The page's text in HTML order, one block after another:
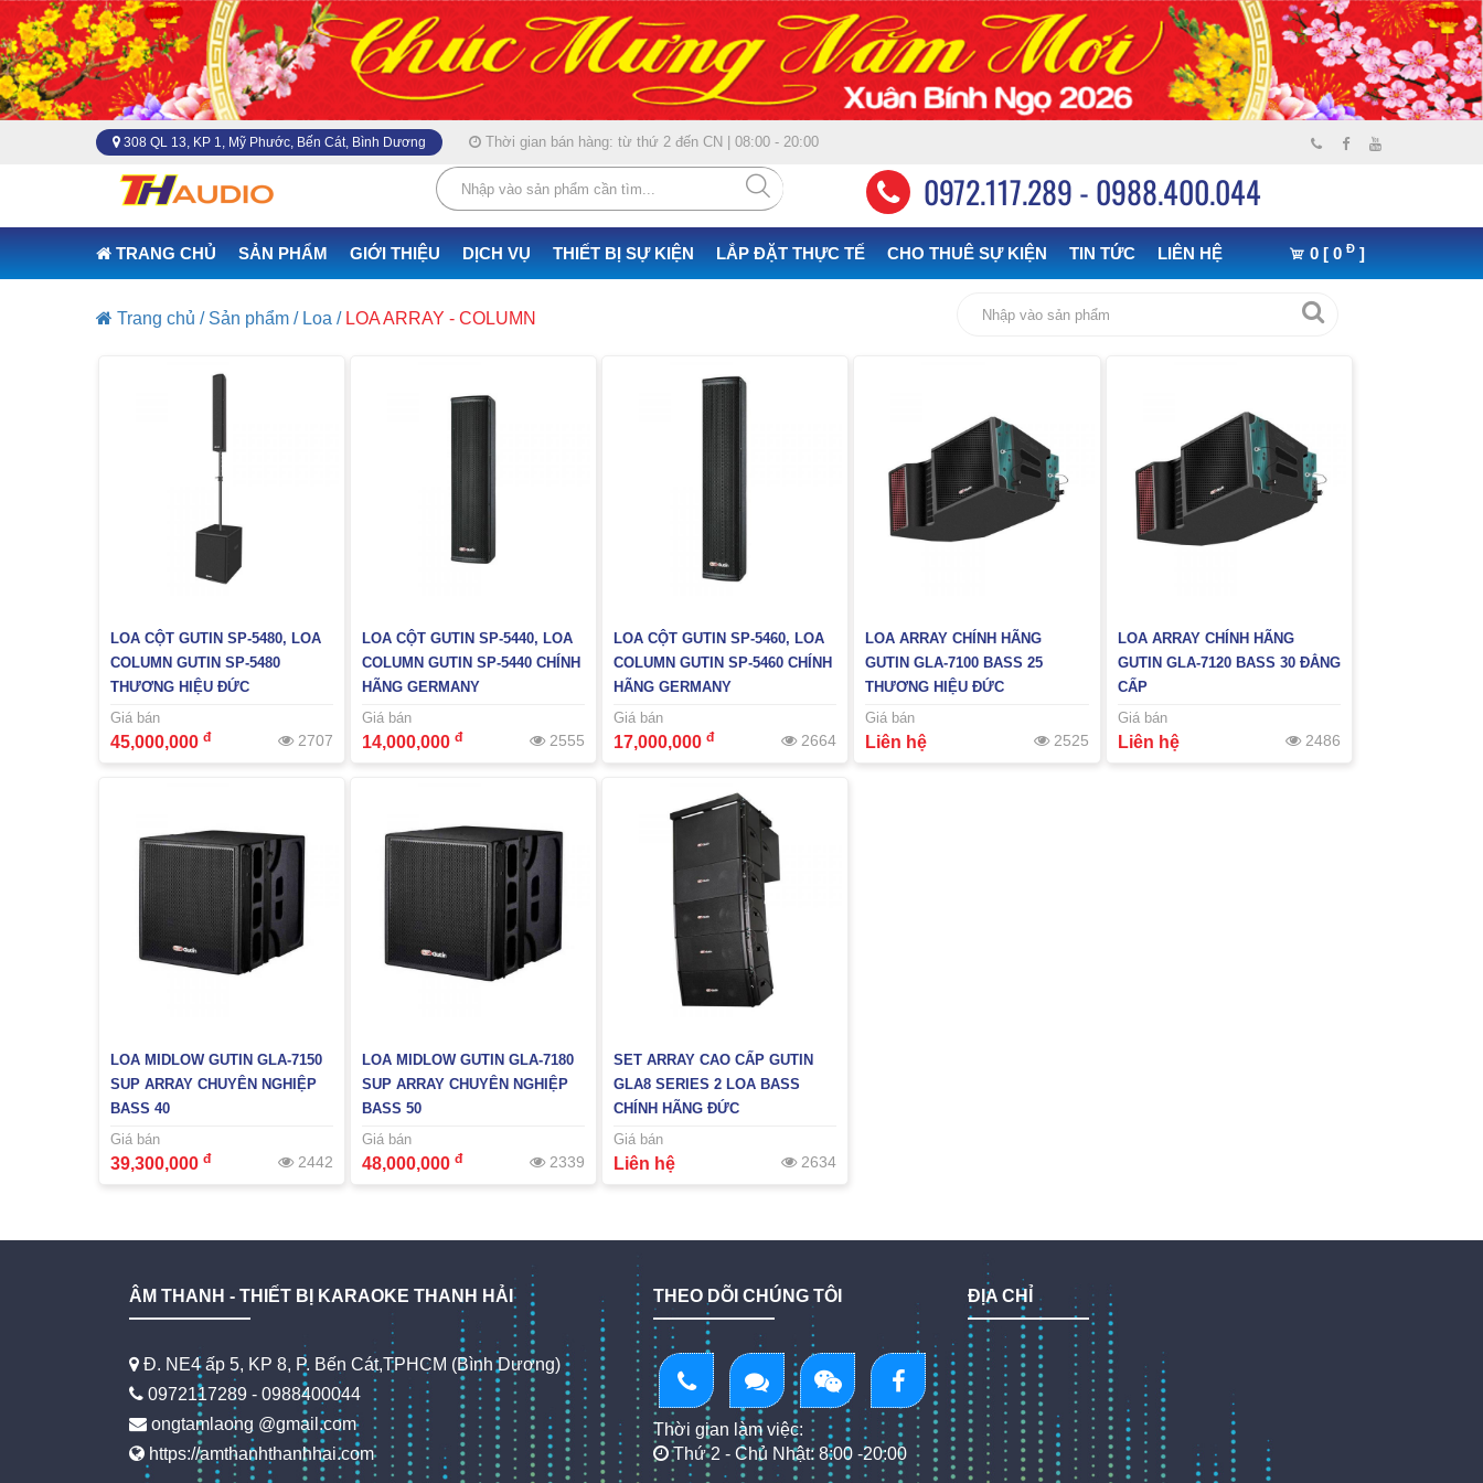
308 QL 13, KP 1, Mỹ Phước, Bến Cát, Bình Dương Thời gian bán hàng: từ thứ 2 đến CN | 08:00 - 20:00
0972.117.289 - 0988.400.044
TRANG CHỦ SẢN PHẨM GIỚI THIỆU DỊCH VỤ THIẾT BỊ SỰ KIỆN LẮP ĐẶT THỰC TẾ CHO THUÊ SỰ KIỆN TIN TỨC LIÊN HỆ 0 [ 0 Đ ]
Trang chủ / Sản phẩm / Loa / LOA ARRAY - COLUMN
LOA CỘT GUTIN SP-5480, LOA
COLUMN GUTIN SP-5480
THƯƠNG HIỆU ĐỨC
Giá bán
45,000,000 đ 2707
LOA CỘT GUTIN SP-5440, LOA
COLUMN GUTIN SP-5440 CHÍNH
HÃNG GERMANY
Giá bán
14,000,000đ 2555
LOA CỘT GUTIN SP-5460, LOA
COLUMN GUTIN SP-5460 CHÍNH
HÃNG GERMANY
Giá bán
17,000,000đ 2664
LOA ARRAY CHÍNH HÃNG
GUTIN GLA-7100 BASS 25
THƯƠNG HIỆU ĐỨC
Giá bán
Liên hệ 2525
LOA ARRAY CHÍNH HÃNG
GUTIN GLA-7120 BASS 30 ĐẲNG
CẤP
Giá bán
Liên hệ 2486
LOA MIDLOW GUTIN GLA-7150
SUP ARRAY CHUYÊN NGHIỆP
BASS 40
Giá bán
39,300,000 đ 2442
LOA MIDLOW GUTIN GLA-7180
SUP ARRAY CHUYÊN NGHIỆP
BASS 50
Giá bán
48,000,000đ 2339
SET ARRAY CAO CẤP GUTIN
GLA8 SERIES 2 LOA BASS
CHÍNH HÃNG ĐỨC
Giá bán
Liên hệ 2634
ÂM THANH - THIẾT BỊ KARAOKE THANH HẢI
Đ. NE4 ấp 5, KP 8, P. Bến Cát,TPHCM (Bình Dương)
0972117289 - 0988400044
ongtamlaong @gmail.com
https://amthanhthanhhai.com
THEO DÕI CHÚNG TÔI
Thời gian làm việc:
Thứ 2 - Chủ Nhật: 8:00 -20:00
ĐỊA CHỈ